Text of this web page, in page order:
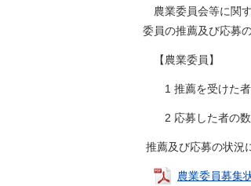
年金・保険
税金
住まい・土地
環境・ゴミ
上下水道
交通・道路
安全・防犯
農業委員会等に関
委員の推薦及び応募
【農業委員】
1 推薦を受けた者
2 応募した者の数
推薦及び応募の状
農業委員募集